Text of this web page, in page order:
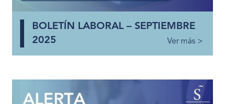
BOLETÍN LABORAL – SEPTIEMBRE
2025
Ver más >